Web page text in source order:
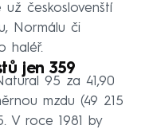
českoslovenští
Normálu či
haléř.
jen 359
95 za 41,90
mzdu (49 215
V roce 1981 by